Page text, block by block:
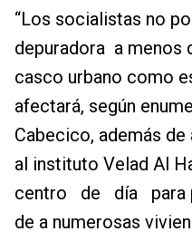
“Los socialistas no
depuradora a menos
casco urbano como
afectará, según
Cabecico, además
al instituto Velad Al
centro de día para
de a numerosas